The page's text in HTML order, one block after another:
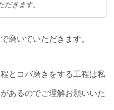
だきます。
磨いていただきます。
とコバ磨きをする工程は私
あるのでご理解お願いいた